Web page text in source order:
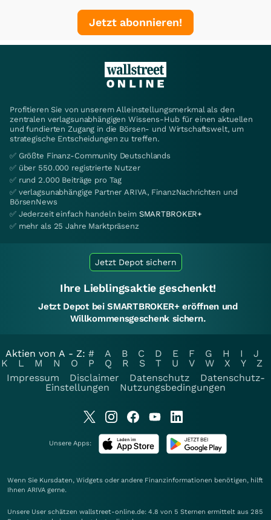
Jetzt abonnieren!
Profitieren Sie von unserem Alleinstellungsmerkmal als den
zentralen verlagsunabhängigen Wissens-Hub für einen aktuellen
und fundierten Zugang in die Börsen- und Wirtschaftswelt, um
strategische Entscheidungen zu treffen.
✅ Größte Finanz-Community Deutschlands
✅ über 550.000 registrierte Nutzer
✅ rund 2.000 Beiträge pro Tag
✅ verlagsunabhängige Partner ARIVA, FinanzNachrichten und
BörsenNews
✅ Jederzeit einfach handeln beim SMARTBROKER+
✅ mehr als 25 Jahre Marktpräsenz
Jetzt Depot sichern
Ihre Lieblingsaktie geschenkt!
Jetzt Depot bei SMARTBROKER+ eröffnen und
Willkommensgeschenk sichern.
Aktien von A - Z: # A B C D E F G H I
J
K
L M N O P Q R S T U V W X Y
Z
Impressum
Disclaimer Datenschutz
Datenschutz-
Einstellungen
Nutzungsbedingungen
Unsere Apps:
Wenn Sie Kursdaten, Widgets oder andere Finanzinformationen benötigen, hilft
Ihnen ARIVA gerne.
Unsere User schätzen wallstreet-online.de: 4.8 von 5 Sternen ermittelt aus 285